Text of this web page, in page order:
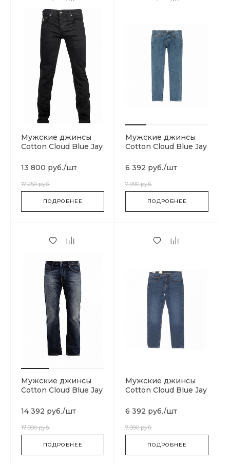
Мужские джинсы
Cotton Cloud Blue Jay
13 800 руб./шт
17 250 руб.
ПОДРОБНЕЕ
Мужские джинсы
Cotton Cloud Blue Jay
6 392 руб./шт
7 990 руб.
ПОДРОБНЕЕ
Мужские джинсы
Cotton Cloud Blue Jay
14 392 руб./шт
17 990 руб.
ПОДРОБНЕЕ
Мужские джинсы
Cotton Cloud Blue Jay
6 392 руб./шт
7 990 руб.
ПОДРОБНЕЕ